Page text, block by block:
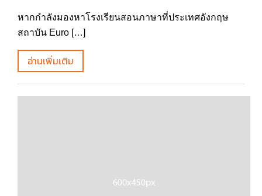
หากกำลังมองหาโรงเรียนสอนภาษาที่ประเทศอังกฤษ
สถาบัน Euro […]
อ่านเพิ่มเติม